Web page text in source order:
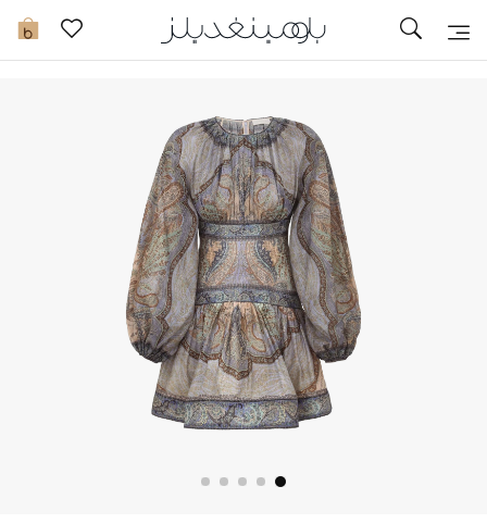
0 توصيل سريع